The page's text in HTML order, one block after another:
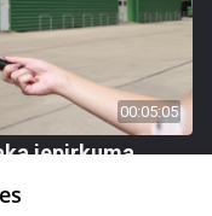
00:05:05
iepirkuma